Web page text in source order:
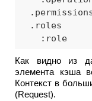
    :role
Как видно из
элемента кэша
Контекст в
(Request).